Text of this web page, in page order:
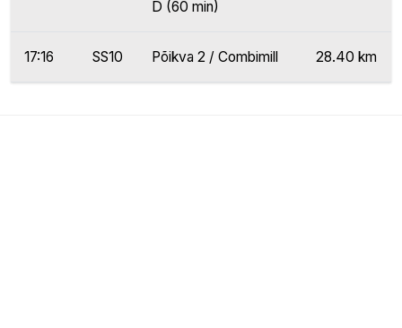
D (60 min)
17:16 SS10 Põikva 2 / Combimill 28.40 km